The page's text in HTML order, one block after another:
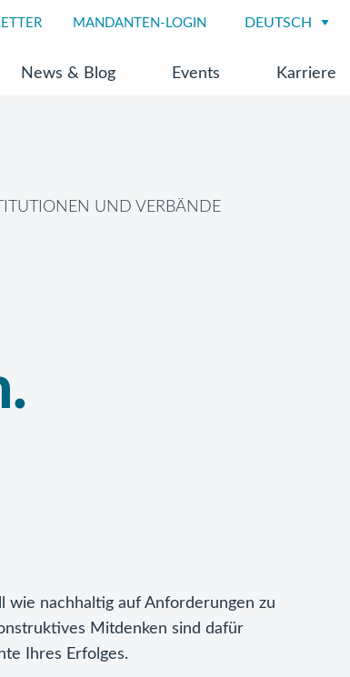
MANDANTEN-LOGIN
News & Blog Events Karriere
UND VERBÄNDE
wie nachhaltig auf Anforderungen zu
Mitdenken sind dafür
Ihres Erfolges.